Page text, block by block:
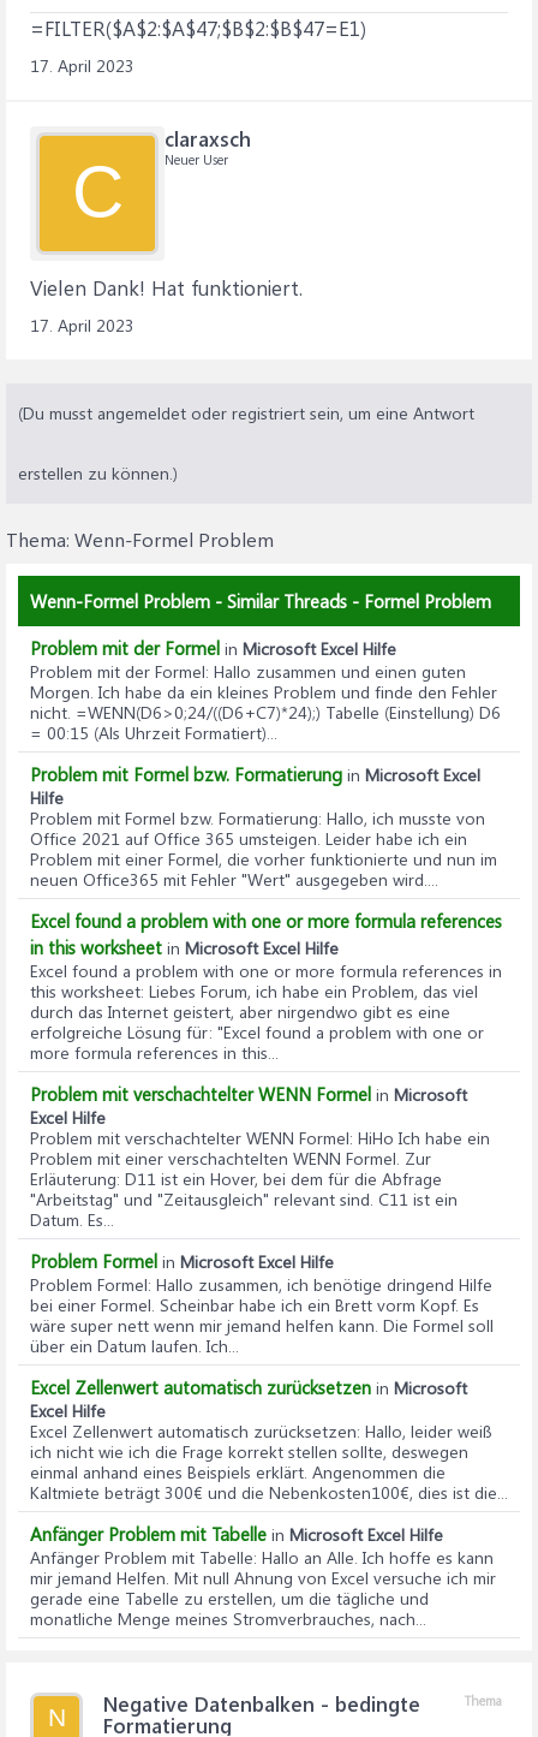
=FILTER($A$2:$A$47;$B$2:$B$47=E1)
17. April 2023
C
claraxsch
Neuer User
Vielen Dank! Hat funktioniert.
17. April 2023
(Du musst angemeldet oder registriert sein, um eine Antwort
erstellen zu können.)
Thema: Wenn-Formel Problem
Wenn-Formel Problem - Similar Threads - Formel Problem
Problem mit der Formel in Microsoft Excel Hilfe
Problem mit der Formel: Hallo zusammen und einen guten
Morgen. Ich habe da ein kleines Problem und finde den Fehler
nicht. =WENN(D6>0;24/((D6+C7)*24);) Tabelle (Einstellung) D6
= 00:15 (Als Uhrzeit Formatiert)...
Problem mit Formel bzw. Formatierung in Microsoft Excel
Hilfe
Problem mit Formel bzw. Formatierung: Hallo, ich musste von
Office 2021 auf Office 365 umsteigen. Leider habe ich ein
Problem mit einer Formel, die vorher funktionierte und nun im
neuen Office365 mit Fehler "Wert" ausgegeben wird....
Excel found a problem with one or more formula references
in this worksheet in Microsoft Excel Hilfe
Excel found a problem with one or more formula references in
this worksheet: Liebes Forum, ich habe ein Problem, das viel
durch das Internet geistert, aber nirgendwo gibt es eine
erfolgreiche Lösung für: "Excel found a problem with one or
more formula references in this...
Problem mit verschachtelter WENN Formel in Microsoft
Excel Hilfe
Problem mit verschachtelter WENN Formel: HiHo Ich habe ein
Problem mit einer verschachtelten WENN Formel. Zur
Erläuterung: D11 ist ein Hover, bei dem für die Abfrage
"Arbeitstag" und "Zeitausgleich" relevant sind. C11 ist ein
Datum. Es...
Problem Formel in Microsoft Excel Hilfe
Problem Formel: Hallo zusammen, ich benötige dringend Hilfe
bei einer Formel. Scheinbar habe ich ein Brett vorm Kopf. Es
wäre super nett wenn mir jemand helfen kann. Die Formel soll
über ein Datum laufen. Ich...
Excel Zellenwert automatisch zurücksetzen in Microsoft
Excel Hilfe
Excel Zellenwert automatisch zurücksetzen: Hallo, leider weiß
ich nicht wie ich die Frage korrekt stellen sollte, deswegen
einmal anhand eines Beispiels erklärt. Angenommen die
Kaltmiete beträgt 300€ und die Nebenkosten100€, dies ist die...
Anfänger Problem mit Tabelle in Microsoft Excel Hilfe
Anfänger Problem mit Tabelle: Hallo an Alle. Ich hoffe es kann
mir jemand Helfen. Mit null Ahnung von Excel versuche ich mir
gerade eine Tabelle zu erstellen, um die tägliche und
monatliche Menge meines Stromverbrauches, nach...
N
Thema
Negative Datenbalken - bedingte
Formatierung